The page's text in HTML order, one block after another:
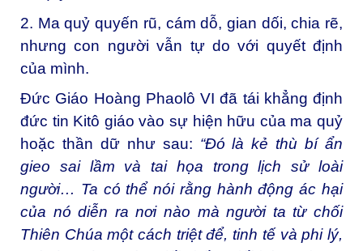
2. Ma quỷ quyến rũ, cám dỗ, gian dối, chia rẽ,
nhưng con người vẫn tự do với quyết định
của mình.
Ðức Giáo Hoàng Phaolô VI đã tái khẳng định
đức tin Kitô giáo vào sự hiện hữu của ma quỷ
hoặc thần dữ như sau: “Ðó là kẻ thù bí ẩn
gieo sai lầm và tai họa trong lịch sử loài
người… Ta có thể nói rằng hành động ác hại
của nó diễn ra nơi nào mà người ta từ chối
Thiên Chúa một cách triệt để, tinh tế và phi lý,